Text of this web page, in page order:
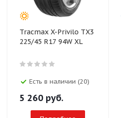
Tracmax X-Privilo TX3
225/45 R17 94W XL
Есть в наличии (20)
5 260 руб.